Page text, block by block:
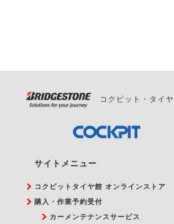
コクピット・タイ
サイトメニュー
コクピットタイヤ館 オンラインストア
購入・作業予約受付
カーメンテナンスサービス